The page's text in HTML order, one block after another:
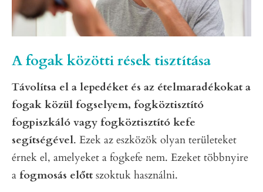
A fogak közötti rések tisztítása
Távolítsa el a lepedéket és az ételmaradékokat a
fogak közül fogselyem, fogköztisztító
fogpiszkáló vagy fogköztisztító kefe
segítségével. Ezek az eszközök olyan területeket
érnek el, amelyeket a fogkefe nem. Ezeket többnyire
a fogmosás előtt szoktuk használni.